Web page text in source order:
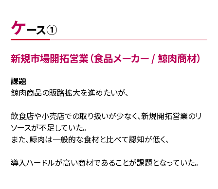
ケース①
新規市場開拓営業（食品メーカー / 鯨肉商材）
課題
鯨肉商品の販路拡大を進めたいが、
飲食店や小売店での取り扱いが少なく、新規開拓営業のリ
ソースが不足していた。
また、鯨肉は一般的な食材と比べて認知が低く、
導入ハードルが高い商材であることが課題となっていた。